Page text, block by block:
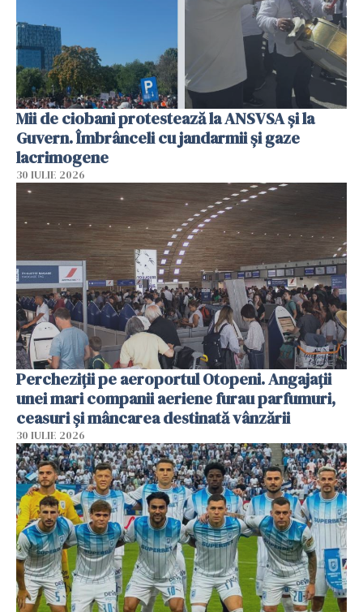
Mii de ciobani protestează la ANSVSA și la
Guvern. Îmbrânceli cu jandarmii și gaze
lacrimogene
30 IULIE 2026
Percheziții pe aeroportul Otopeni. Angajații
unei mari companii aeriene furau parfumuri,
ceasuri și mâncarea destinată vânzării
30 IULIE 2026